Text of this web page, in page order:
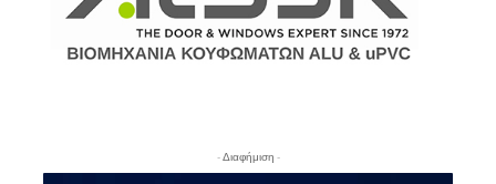
- Διαφήμιση -